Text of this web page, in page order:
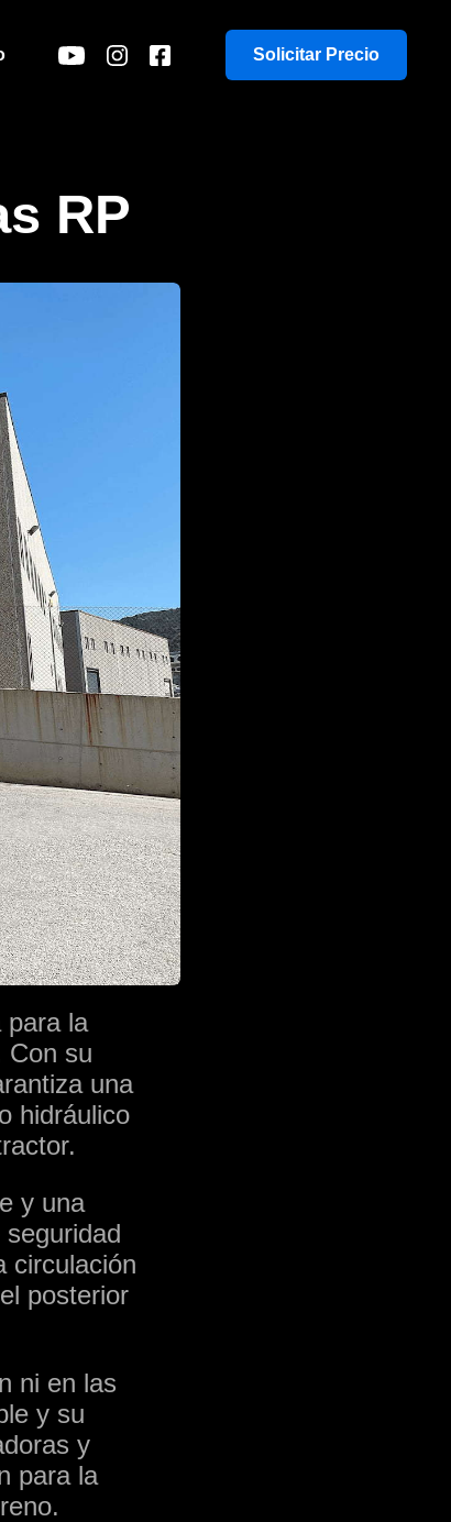
Solicitar Precio
RP
para la
Con su
una
hidráulico
y una
circulación
posterior
ni en las
y su
y
para la